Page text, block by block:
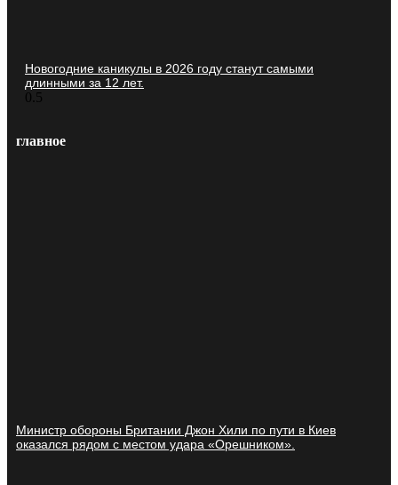
Новогодние каникулы в 2026 году станут самыми
длинными за 12 лет.
главное
Министр обороны Британии Джон Хили по пути в Киев
оказался рядом с местом удара «Орешником».